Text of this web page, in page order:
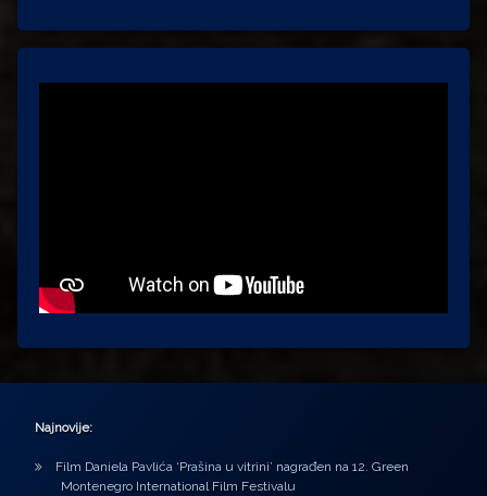
Najnovije:
Film Daniela Pavlića ‘Prašina u vitrini’ nagrađen na 12. Green
Montenegro International Film Festivalu